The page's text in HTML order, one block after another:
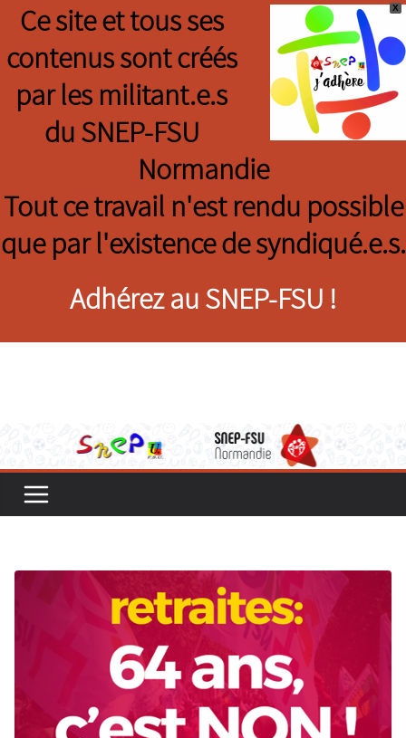
X
Ce site et tous ses
contenus sont créés
par les militant.e.s
du SNEP-FSU
Normandie
Tout ce travail n'est rendu possible
que par l'existence de syndiqué.e.s.
Adhérez au SNEP-FSU !